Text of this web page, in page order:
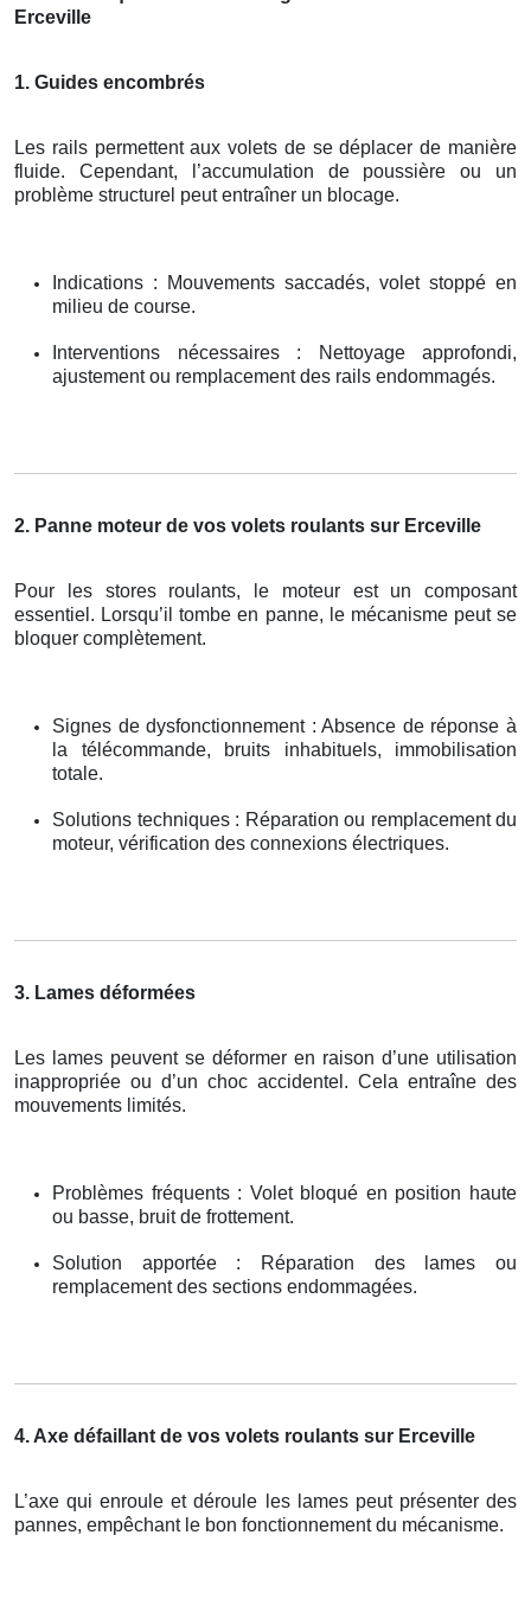
Erceville
1. Guides encombrés
Les rails permettent aux volets de se déplacer de manière
fluide. Cependant, l’accumulation de poussière ou un
problème structurel peut entraîner un blocage.
Indications : Mouvements saccadés, volet stoppé en
milieu de course.
Interventions nécessaires : Nettoyage approfondi,
ajustement ou remplacement des rails endommagés.
2. Panne moteur de vos volets roulants sur Erceville
Pour les stores roulants, le moteur est un composant
essentiel. Lorsqu’il tombe en panne, le mécanisme peut se
bloquer complètement.
Signes de dysfonctionnement : Absence de réponse à
la télécommande, bruits inhabituels, immobilisation
totale.
Solutions techniques : Réparation ou remplacement du
moteur, vérification des connexions électriques.
3. Lames déformées
Les lames peuvent se déformer en raison d’une utilisation
inappropriée ou d’un choc accidentel. Cela entraîne des
mouvements limités.
Problèmes fréquents : Volet bloqué en position haute
ou basse, bruit de frottement.
Solution apportée : Réparation des lames ou
remplacement des sections endommagées.
4. Axe défaillant de vos volets roulants sur Erceville
L’axe qui enroule et déroule les lames peut présenter des
pannes, empêchant le bon fonctionnement du mécanisme.